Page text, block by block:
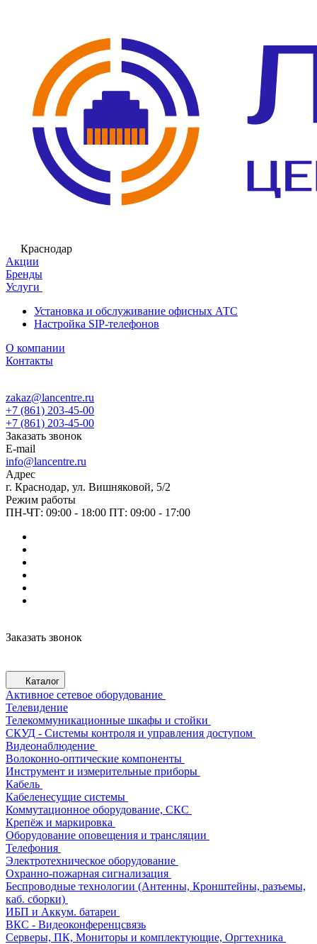
Краснодар
Акции
Бренды
Услуги
Установка и обслуживание офисных АТС
Настройка SIP-телефонов
О компании
Контакты
zakaz@lancentre.ru
+7 (861) 203-45-00
+7 (861) 203-45-00
Заказать звонок
E-mail
info@lancentre.ru
Адрес
г. Краснодар, ул. Вишняковой, 5/2
Режим работы
ПН-ЧТ: 09:00 - 18:00 ПТ: 09:00 - 17:00
Заказать звонок
Каталог
Активное сетевое оборудование
Телевидение
Телекоммуникационные шкафы и стойки
СКУД - Системы контроля и управления доступом
Видеонаблюдение
Волоконно-оптические компоненты
Инструмент и измерительные приборы
Кабель
Кабеленесущие системы
Коммутационное оборудование, СКС
Крепёж и маркировка
Оборудование оповещения и трансляции
Телефония
Электротехническое оборудование
Охранно-пожарная сигнализация
Беспроводные технологии (Антенны, Кронштейны, разъемы,
каб. сборки)
ИБП и Аккум. батареи
ВКС - Видеоконференцсвязь
Серверы, ПК, Мониторы и комплектующие, Оргтехника